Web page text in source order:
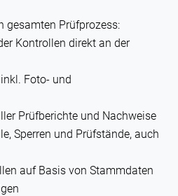
gesamten Prüfprozess:
Kontrollen direkt an der
Foto- und
Prüfberichte und Nachweise
Sperren und Prüfstände, auch
auf Basis von Stammdaten